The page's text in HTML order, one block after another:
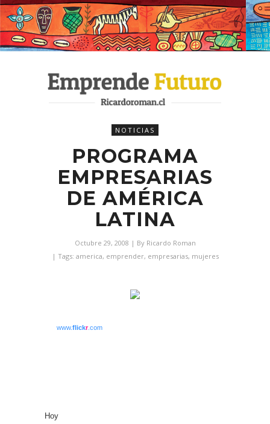
NOTICIAS
PROGRAMA
EMPRESARIAS
DE AMÉRICA
LATINA
Octubre 29, 2008 | By Ricardo Roman
| Tags: america, emprender, empresarias, mujeres
www.flickr.com
Hoy